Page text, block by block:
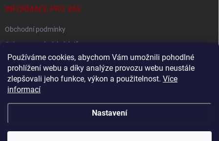
Používáme cookies, abychom Vám umožnili pohodlné
prohlížení webu a díky analýze provozu webu neustále
zlepšovali jeho funkce, výkon a použitelnost. Více
informací
Nastavení
INFORMACE PRO VÁS
Obchodní podmínky
Ochrana osobních údajů
FACEBOOK
Copyright 2026DMC style. Všechna práva vyhrazena.Upravit nastavení